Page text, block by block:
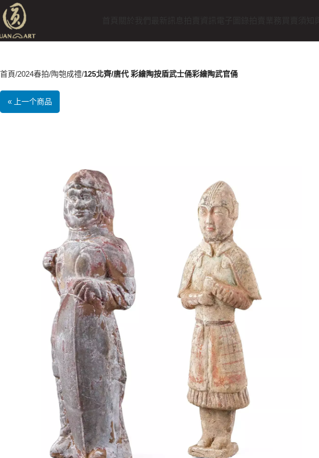
首頁 2024春拍 陶匏成禮 125北齊/唐代 彩繪陶按盾武士俑彩繪陶武官俑
« 上一个商品